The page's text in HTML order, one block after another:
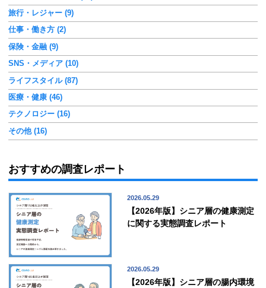
旅行・レジャー (9)
仕事・働き方 (2)
保険・金融 (9)
SNS・メディア (10)
ライフスタイル (87)
医療・健康 (46)
テクノロジー (16)
その他 (16)
おすすめの調査レポート
【2026年版】シニア層の健康測定
に関する実態調査レポート
2026.05.29
【2026年版】シニア層の腸内環境
2026.05.29